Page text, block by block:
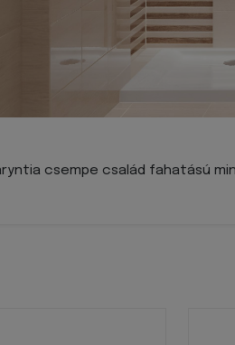
csempe család fahatású